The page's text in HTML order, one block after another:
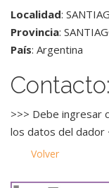
Localidad:
Provincia:
País: Argentina
Contacto:
>>> Debe ingresar
los datos del dador
Volver